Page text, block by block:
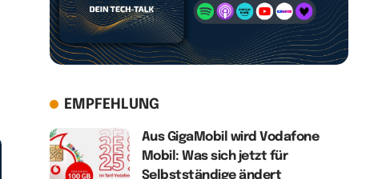
EMPFEHLUNG
Aus GigaMobil wird Vodafone
Mobil: Was sich jetzt für
Selbstständige ändert